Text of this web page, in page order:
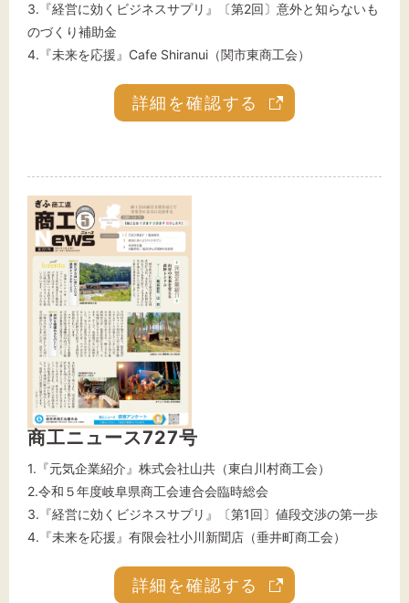
3.『経営に効くビジネスサプリ』〔第2回〕意外と知らないも
のづくり補助金
4.『未来を応援』Cafe Shiranui（関市東商工会）
詳細を確認する
商工ニュース727号
1.『元気企業紹介』株式会社山共（東白川村商工会）
2.令和５年度岐阜県商工会連合会臨時総会
3.『経営に効くビジネスサプリ』〔第1回〕値段交渉の第一歩
4.『未来を応援』有限会社小川新聞店（垂井町商工会）
詳細を確認する